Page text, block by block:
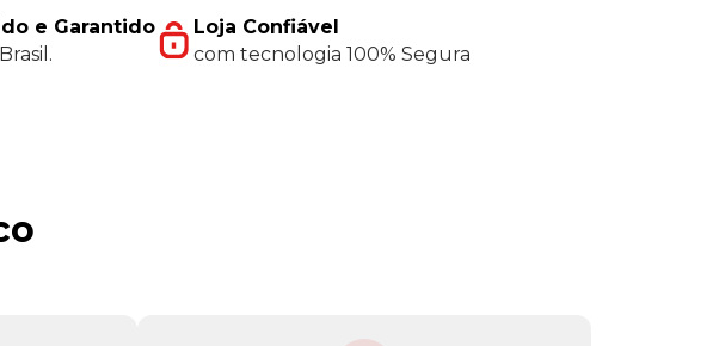
e Garantido
Loja Confiável
com tecnologia 100% Segura